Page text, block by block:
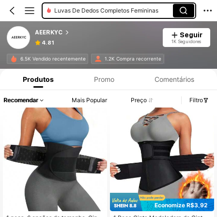
Luvas De Dedos Completos Femininas
AEERKYC
4.81
Seguir
1K Seguidores
6.5K Vendido recentemente 1.2K Compra recorrente
Produtos Promo Comentários
Recomendar Mais Popular Preço Filtro
Economize R$3,92